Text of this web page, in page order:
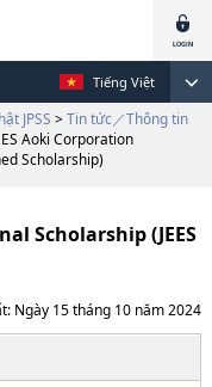
Tiếng Việt
JPSS > Tin tức／Thông tin
Aoki Corporation
Scholarship)
Scholarship (JEES
Ngày 15 tháng 10 năm 2024